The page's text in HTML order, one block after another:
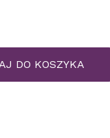
DO KOSZYKA